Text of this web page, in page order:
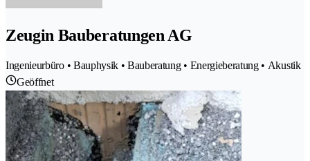
Zeugin Bauberatungen AG
Ingenieurbüro • Bauphysik • Bauberatung • Energieberatung • Akustik
Geöffnet